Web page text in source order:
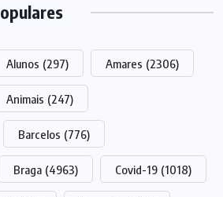
Alunos (297) Amares (2306)
Animais (247)
Barcelos (776)
Braga (4963) Covid-19 (1018)